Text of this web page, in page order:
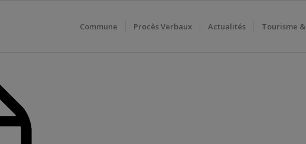
Commune Procès Verbaux Actualités Tourisme